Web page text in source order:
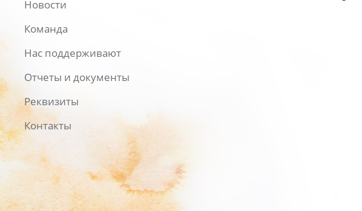
Новости
Команда
Нас поддерживают
Отчеты и документы
Реквизиты
Контакты